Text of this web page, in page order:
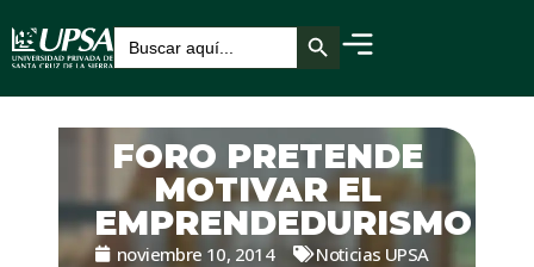
Buscar: Botón de búsqueda
FORO PRETENDE
MOTIVAR EL
EMPRENDEDURISMO
noviembre 10, 2014 Noticias UPSA